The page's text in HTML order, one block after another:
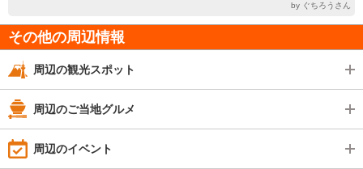
by ぐちろうさん
その他の周辺情報
周辺の観光スポット
周辺のご当地グルメ
周辺のイベント